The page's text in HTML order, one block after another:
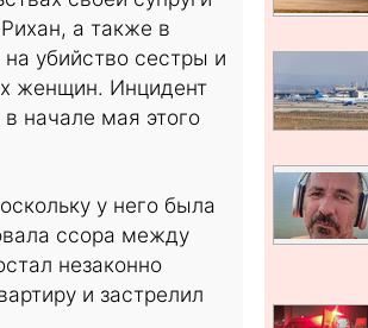
а также в
убийство сестры и
женщин. Инцидент
начале мая этого
у него была
ссора между
незаконно
и застрелил